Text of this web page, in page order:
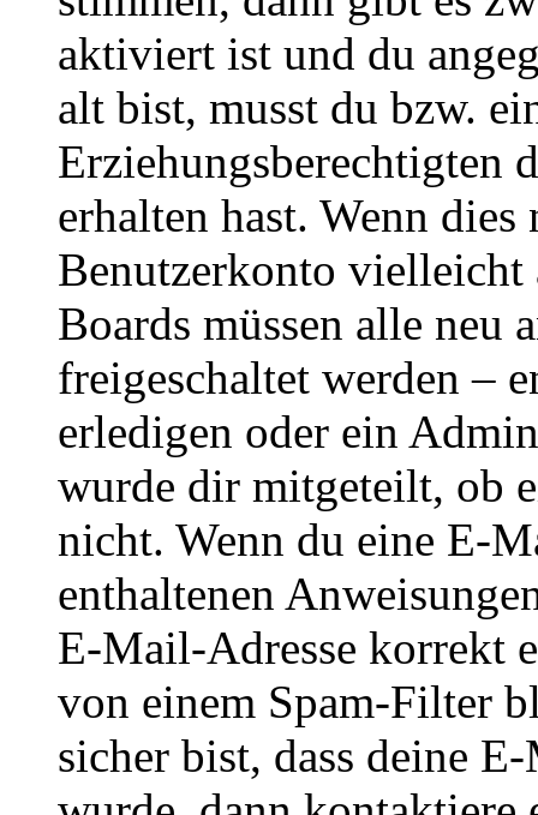
aktiviert ist und du
alt bist, musst du bzw.
Erziehungsberechtigten
erhalten hast. Wenn
Benutzerkonto
Boards müssen alle neu
freigeschaltet werden –
erledigen oder ein
wurde dir mitgeteilt, ob
nicht. Wenn du eine E-
enthaltenen
E-Mail-Adresse korrekt
von einem Spam-Filter
sicher bist, dass deine